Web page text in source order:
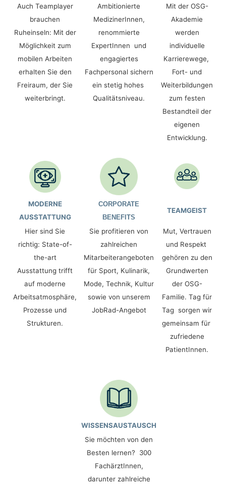
Auch Teamplayer
brauchen
Ruheinseln: Mit der
Möglichkeit zum
mobilen Arbeiten
erhalten Sie den
Freiraum, der Sie
weiterbringt.
Ambitionierte
MedizinerInnen,
renommierte
ExpertInnen und
engagiertes
Fachpersonal sichern
ein stetig hohes
Qualitätsniveau.
Mit der OSG-
Akademie
werden
individuelle
Karrierewege,
Fort- und
Weiterbildungen
zum festen
Bestandteil der
eigenen
Entwicklung.
MODERNE
AUSSTATTUNG
CORPORATE
BENEFITS
TEAMGEIST
Hier sind Sie
richtig: State-of-
the-art
Ausstattung trifft
auf moderne
Arbeitsatmosphäre,
Prozesse und
Strukturen.
Sie profitieren von
zahlreichen
Mitarbeiterangeboten
für Sport, Kulinarik,
Mode, Technik, Kultur
sowie von unserem
JobRad-Angebot
Mut, Vertrauen
und Respekt
gehören zu den
Grundwerten
der OSG-
Familie. Tag für
Tag sorgen wir
gemeinsam für
zufriedene
PatientInnen.
WISSENSAUSTAUSCH
Sie möchten von den
Besten lernen? 300
FachärztInnen,
darunter zahlreiche